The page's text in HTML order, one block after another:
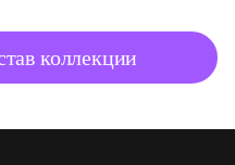
коллекции